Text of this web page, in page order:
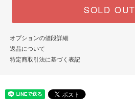
SOLD OUT
オプションの値段詳細
返品について
特定商取引法に基づく表記